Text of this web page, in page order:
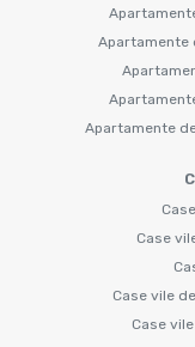
Apartamente
Apartamente
Case
Case vile
Case